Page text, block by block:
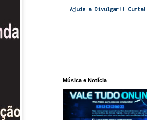
Ajude a Divulgar!!
Música e Notícia